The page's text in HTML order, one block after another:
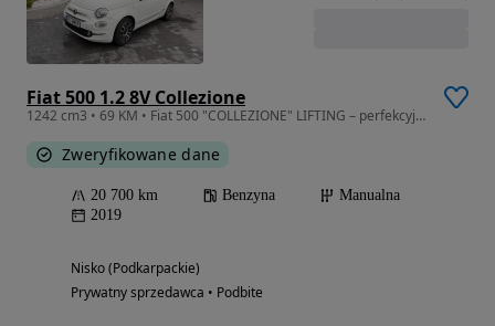
Fiat 500 1.2 8V Collezione
1242 cm3 • 69 KM • Fiat 500 "COLLEZIONE" LIFTING – perfekcyjny, skóra, full wers
Zweryfikowane dane
20 700 km Benzyna
Manualna
2019
Nisko (Podkarpackie)
Prywatny sprzedawca • Podbite